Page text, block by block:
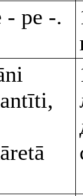
- pe -.